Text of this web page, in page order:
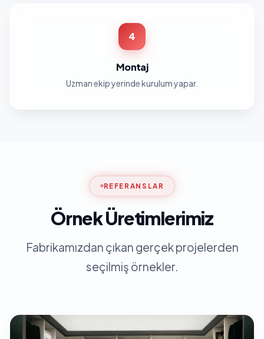
4
Montaj
Uzman ekip yerinde kurulum yapar.
REFERANSLAR
Örnek Üretimlerimiz
Fabrikamızdan çıkan gerçek projelerden
seçilmiş örnekler.